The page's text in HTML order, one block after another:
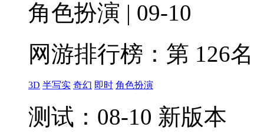
角色扮演 | 09-10
网游排行榜： 第 126名
3D 半写实 奇幻 即时 角色扮演
测试：08-10 新版本